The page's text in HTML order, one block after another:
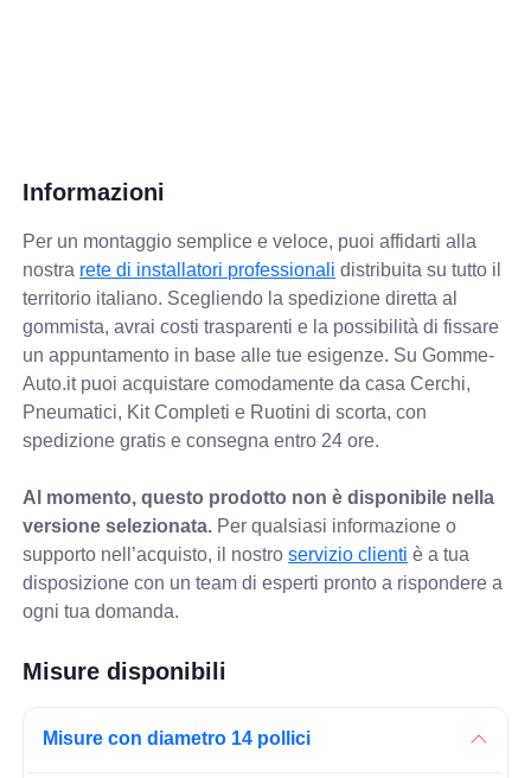
Informazioni
Per un montaggio semplice e veloce, puoi affidarti alla
nostra rete di installatori professionali distribuita su tutto il
territorio italiano. Scegliendo la spedizione diretta al
gommista, avrai costi trasparenti e la possibilità di fissare
un appuntamento in base alle tue esigenze. Su Gomme-
Auto.it puoi acquistare comodamente da casa Cerchi,
Pneumatici, Kit Completi e Ruotini di scorta, con
spedizione gratis e consegna entro 24 ore.
Al momento, questo prodotto non è disponibile nella
versione selezionata. Per qualsiasi informazione o
supporto nell’acquisto, il nostroservizio clienti è a tua
disposizione con un team di esperti pronto a rispondere a
ogni tua domanda.
Misure disponibili
Misure con diametro 14 pollici